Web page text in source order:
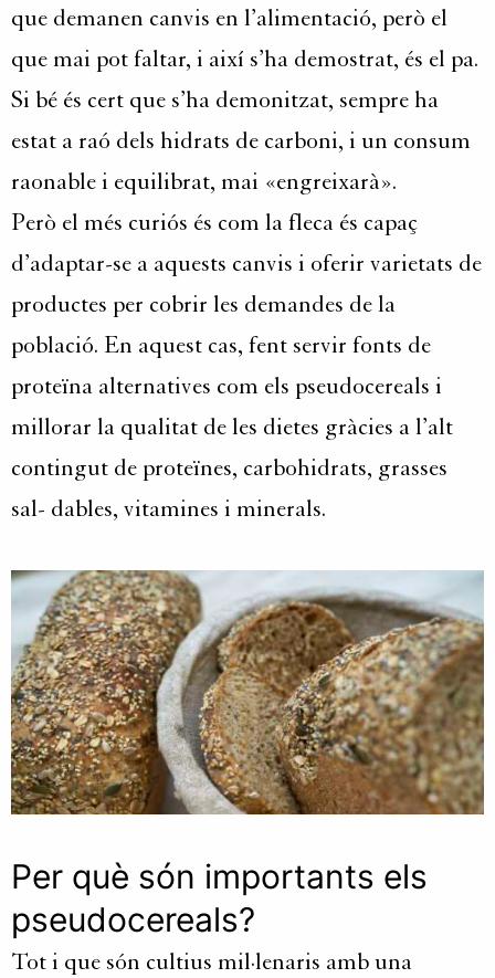
que demanen canvis en l’alimentació, però el
que mai pot faltar, i així s’ha demostrat, és el pa.
Si bé és cert que s’ha demonitzat, sempre ha
estat a raó dels hidrats de carboni, i un consum
raonable i equilibrat, mai «engreixarà».
Però el més curiós és com la fleca és capaç
d’adaptar-se a aquests canvis i oferir varietats de
productes per cobrir les demandes de la
població. En aquest cas, fent servir fonts de
proteïna alternatives com els pseudocereals i
millorar la qualitat de les dietes gràcies a l’alt
contingut de proteïnes, carbohidrats, grasses
sal- dables, vitamines i minerals.
Per què són importants els
pseudocereals?
Tot i que són cultius mil·lenaris amb una